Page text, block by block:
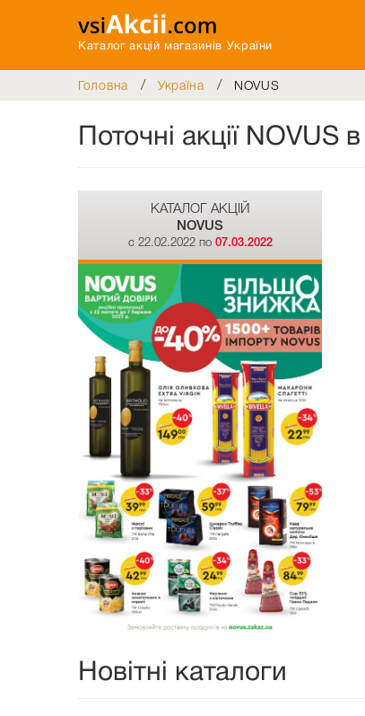
Каталог акцій магазинів України
Головна / Україна / NOVUS
Поточні акції NOVUS в
КАТАЛОГ АКЦІЙ
NOVUS
c 22.02.2022 по 07.03.2022
Новітні каталоги